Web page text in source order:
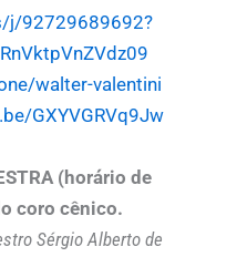
j/92729689692?
walter-valentini
GXYVGRVq9Jw
(horário de
coro cênico.
Sérgio Alberto de